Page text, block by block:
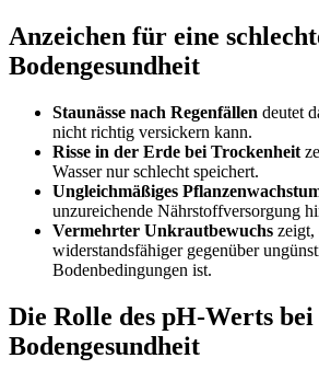
Anzeichen für eine
Bodengesundheit
Staunässe nach Regenfällen deutet
nicht richtig versickern kann.
Risse in der Erde bei Trockenheit
Wasser nur schlecht speichert.
Ungleichmäßiges
unzureichende Nährstoffversorgung
Vermehrter Unkrautbewuchs zeigt,
widerstandsfähiger gegenüber
Bodenbedingungen ist.
Die Rolle des pH-Werts
Bodengesundheit